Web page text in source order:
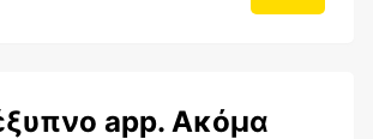
app. Ακόμα